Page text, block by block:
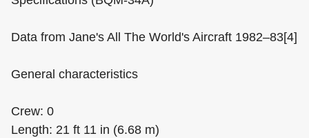
Data from Jane's All The World's Aircraft 1982–83[4]
General characteristics
Crew: 0
Length: 21 ft 11 in (6.68 m)